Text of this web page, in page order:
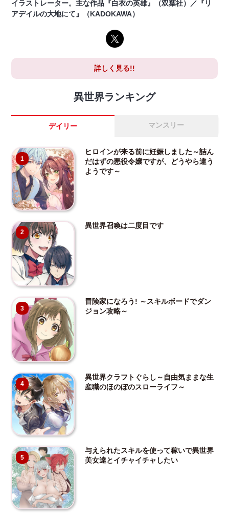
イラストレーター。主な作品『白衣の英雄』（双葉社）／『リ
アデイルの大地にて』（KADOKAWA）
詳しく見る!!
異世界ランキング
デイリー マンスリー
1
ヒロインが来る前に妊娠しました～詰ん
だはずの悪役令嬢ですが、どうやら違う
ようです～
2
異世界召喚は二度目です
3
冒険家になろう! ～スキルボードでダン
ジョン攻略～
4
異世界クラフトぐらし～自由気ままな生
産職のほのぼのスローライフ～
5
与えられたスキルを使って稼いで異世界
美女達とイチャイチャしたい